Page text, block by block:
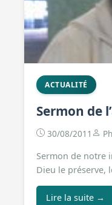
ACTUALITÉ
Sermon de
30/08/2011
Sermon de notre
Dieu le préserve,
Lire la suite →